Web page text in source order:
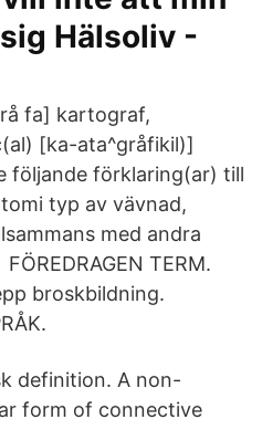
Hälsoliv -
fa] kartograf,
[ka-ata^gråfikil)]
följande förklaring(ar) till
typ av vävnad,
med andra
TERM.
broskbildning.
definition. A non-
form of connective